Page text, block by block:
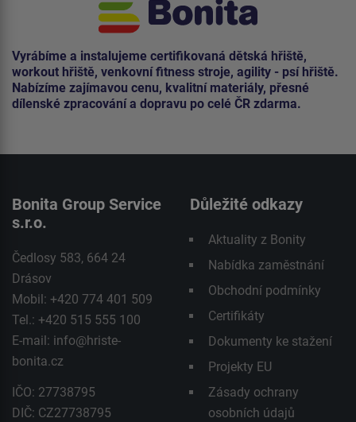
Vyrábíme a instalujeme certifikovaná dětská hřiště,
workout hřiště, venkovní fitness stroje, agility - psí hřiště.
Nabízíme zajímavou cenu, kvalitní materiály, přesné
dílenské zpracování a dopravu po celé ČR zdarma.
Bonita Group Service
s.r.o.
Čedlosy 583, 664 24
Drásov
Mobil: +420 774 401 509
Tel.: +420 515 555 100
E-mail: info@hriste-
bonita.cz
IČO: 27738795
DIČ: CZ27738795
Důležité odkazy
Aktuality z Bonity
Nabídka zaměstnání
Obchodní podmínky
Certifikáty
Dokumenty ke stažení
Projekty EU
Zásady ochrany
osobních údajů